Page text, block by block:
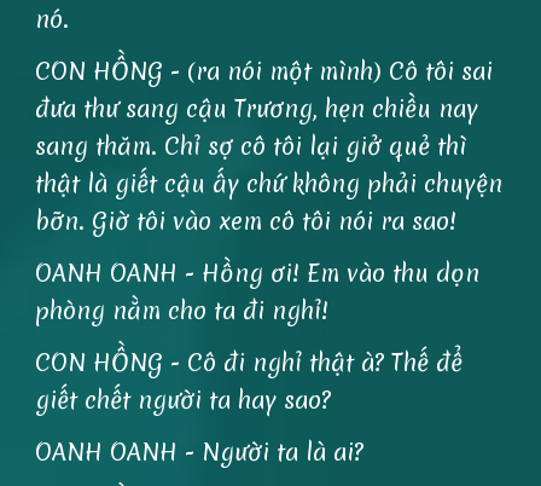
nó.
CON HỒNG - (ra nói một mình) Cô tôi sai
đưa thư sang cậu Trương, hẹn chiều nay
sang thăm. Chỉ sợ cô tôi lại giở quẻ thì
thật là giết cậu ấy chứ không phải chuyện
bỡn. Giờ tôi vào xem cô tôi nói ra sao!
OANH OANH - Hồng ơi! Em vào thu dọn
phòng nằm cho ta đi nghỉ!
CON HỒNG - Cô đi nghỉ thật à? Thế để
giết chết người ta hay sao?
OANH OANH - Người ta là ai?